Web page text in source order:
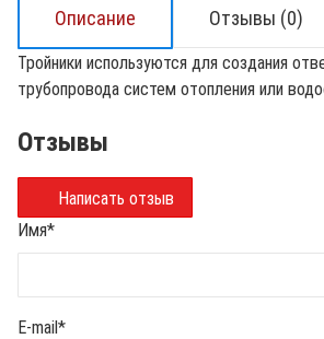
Описание Отзывы (0)
Тройники используются для создания
трубопровода систем отопления или
Отзывы
Написать отзыв
Имя*
E-mail*